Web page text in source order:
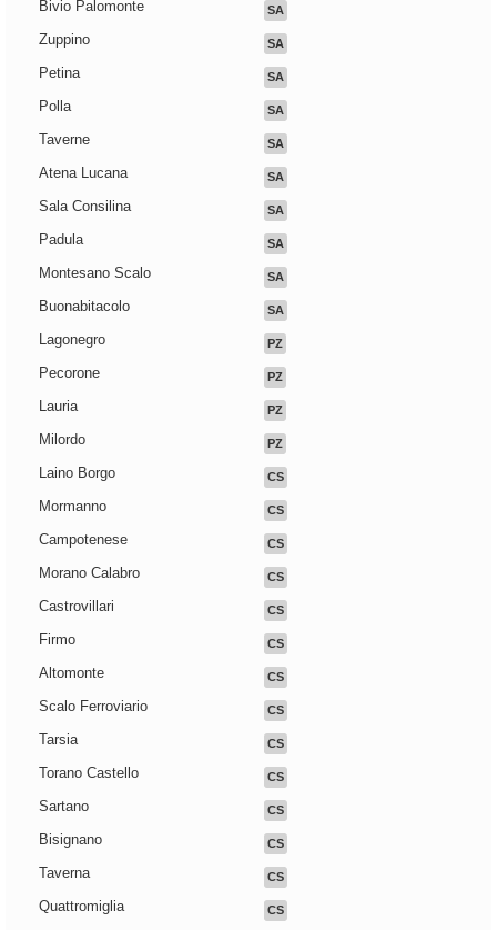
Bivio Palomonte SA
Zuppino SA
Petina SA
Polla SA
Taverne SA
Atena Lucana SA
Sala Consilina SA
Padula SA
Montesano Scalo SA
Buonabitacolo SA
Lagonegro PZ
Pecorone PZ
Lauria PZ
Milordo PZ
Laino Borgo CS
Mormanno CS
Campotenese CS
Morano Calabro CS
Castrovillari CS
Firmo CS
Altomonte CS
Scalo Ferroviario CS
Tarsia CS
Torano Castello CS
Sartano CS
Bisignano CS
Taverna CS
Quattromiglia CS